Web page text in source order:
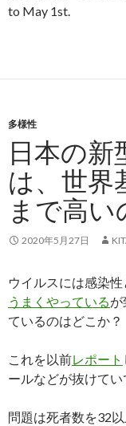
to May 1st.
多様性
日本の新
は、世界
まで高い
2020年5月27日
ウイルスには感染性
うまくやっている
ているのはどこか？
これを以前レポート
ールなどが抜けてい
問題は死者数を32